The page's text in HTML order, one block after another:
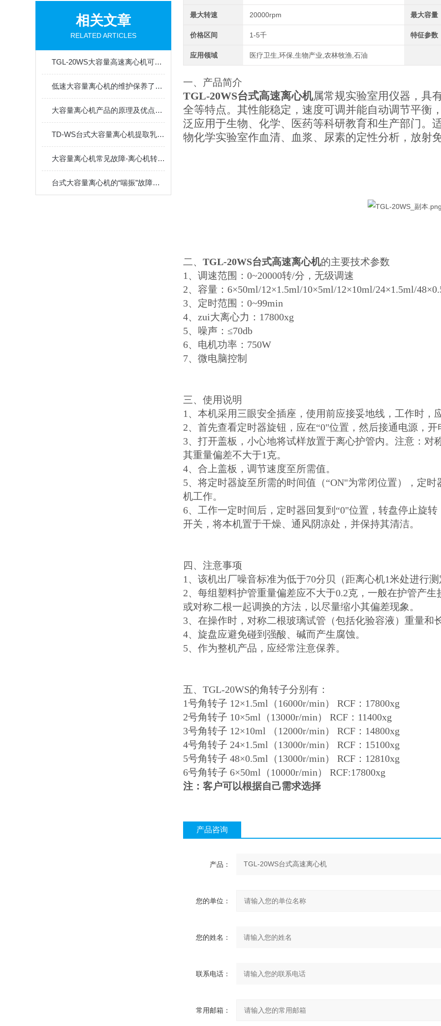
相关文章
RELATED ARTICLES
TGL-20WS大容量高速离心机可能会发生的事故分享
低速大容量离心机的维护保养了解一下呢 ？
大容量离心机产品的原理及优点介绍
TD-WS台式大容量离心机提取乳酸脱氢酶及辅酶的方法
大容量离心机常见故障-离心机转子不平衡
台式大容量离心机的“喘振”故障分析
最大转速 20000rpm 最大容量
价格区间 1-5千 特征参数
应用领域 医疗卫生,环保,生物产业,农林牧渔,石油
一、产品简介
TGL-20WS台式高速离心机属常规实验室用仪器，具
全等特点。其性能稳定，速度可调并能自动调节平衡
泛应用于生物、化学、医药等科研教育和生产部门。
物化学实验室作血清、血浆、尿素的定性分析，放射
二、 TGL-20WS台式高速离心机的主要技术参数
1、调速范围：0~20000转/分，无级调速
2、容量：6×50ml/12×1.5ml/10×5ml/12×10ml/24×1.5ml/
3、定时范围：0~99min
4、zui大离心力：17800xg
5、噪声：≤70db
6、电机功率：750W
7、微电脑控制
三、使用说明
1、本机采用三眼安全插座，使用前应接妥地线，工作时，
2、首先查看定时器旋钮，应在“0"位置，然后接通电源，
3、打开盖板，小心地将试样放置于离心护管内。注意：对
其重量偏差不大于1克。
4、合上盖板，调节速度至所需值。
5、将定时器旋至所需的时间值（“ON"为常闭位置），定
机工作。
6、工作一定时间后，定时器回复到“0"位置，转盘停止旋
开关，将本机置于干燥、通风阴凉处，并保持其清洁。
四、注意事项
1、该机出厂噪音标准为低于70分贝（距离心机1米处进行
2、每组塑料护管重量偏差应不大于0.2克，一般在护管产
或对称二根一起调换的方法，以尽量缩小其偏差现象。
3、在操作时，对称二根玻璃试管（包括化验容液）重量和
4、旋盘应避免碰到强酸、碱而产生腐蚀。
5、作为整机产品，应经常注意保养。
五、TGL-20WS的角转子分别有：
1号角转子 12×1.5ml（16000r/min） RCF：17800xg
2号角转子 10×5ml（13000r/min） RCF：11400xg
3号角转子 12×10ml （12000r/min） RCF：14800xg
4号角转子 24×1.5ml（13000r/min） RCF：15100xg
5号角转子 48×0.5ml（13000r/min） RCF：12810xg
6号角转子 6×50ml（10000r/min） RCF:17800xg
注：客户可以根据自己需求选择
产品咨询
产品：
您的单位：
您的姓名：
联系电话：
常用邮箱：